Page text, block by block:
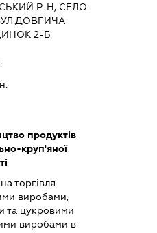
Р-Н, СЕЛО
2-Б
продуктів
круп'яної
торгівля
виробами,
та цукровими
виробами в